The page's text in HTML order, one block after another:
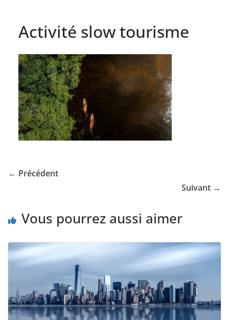
Activité slow tourisme
← Précédent
Suivant →
Vous pourrez aussi aimer